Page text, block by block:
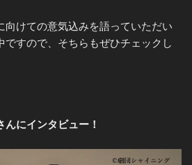
向けての意気込みを語っていただい
ですので、そちらもぜひチェックし
にインタビュー！